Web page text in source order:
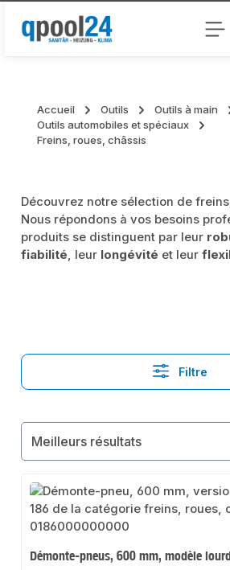
Passer au contenu principal
Accueil Outils
Outils à main
Outils automobiles et spéciaux
Freins, roues, châssis
Découvrez notre sélection de
Nous répondons à vos besoins
produits se distinguent par leur
fiabilité, leur longévité et leur
Filtre
Démonte-pneus, 600 mm, modèle